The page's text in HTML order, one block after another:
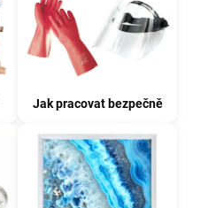
Jak pracovat bezpečně